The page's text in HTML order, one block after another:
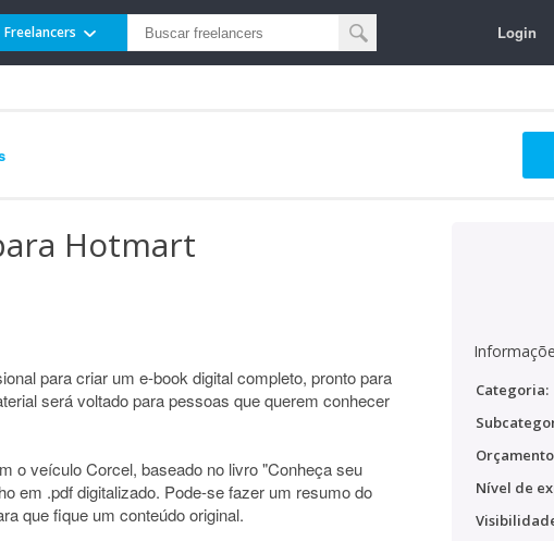
Freelancers Login
Hotmart
para criar um e-book digital completo, pronto para
será voltado para pessoas que querem conhecer
o veículo Corcel, baseado no livro "Conheça seu
em .pdf digitalizado. Pode-se fazer um resumo do
que fique um conteúdo original.
Categoria:
Nível de